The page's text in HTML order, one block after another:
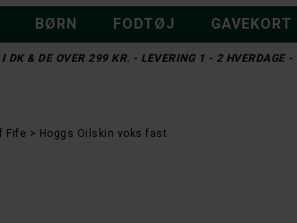
BØRN FODTØJ GAVEKORT
DK & DE OVER 299 KR. - LEVERING 1 - 2 HVERDAGE -
Fife Hoggs Oilskin voks fast